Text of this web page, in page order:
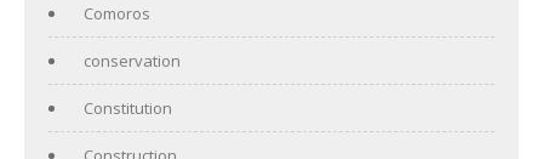
Comoros
conservation
Constitution